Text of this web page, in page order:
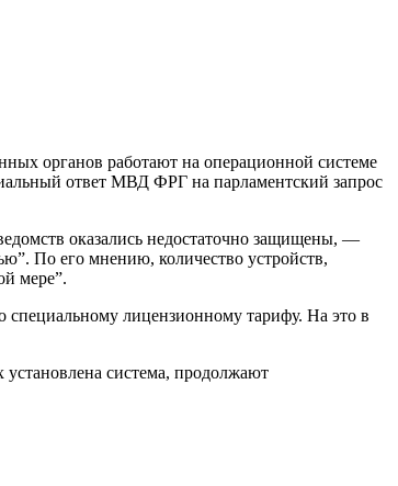
органов работают на операционной системе
ответ МВД ФРГ на парламентский запрос
оказались недостаточно защищены, —
По его мнению, количество устройств,
мере”.
специальному лицензионному тарифу. На это в
система, продолжают